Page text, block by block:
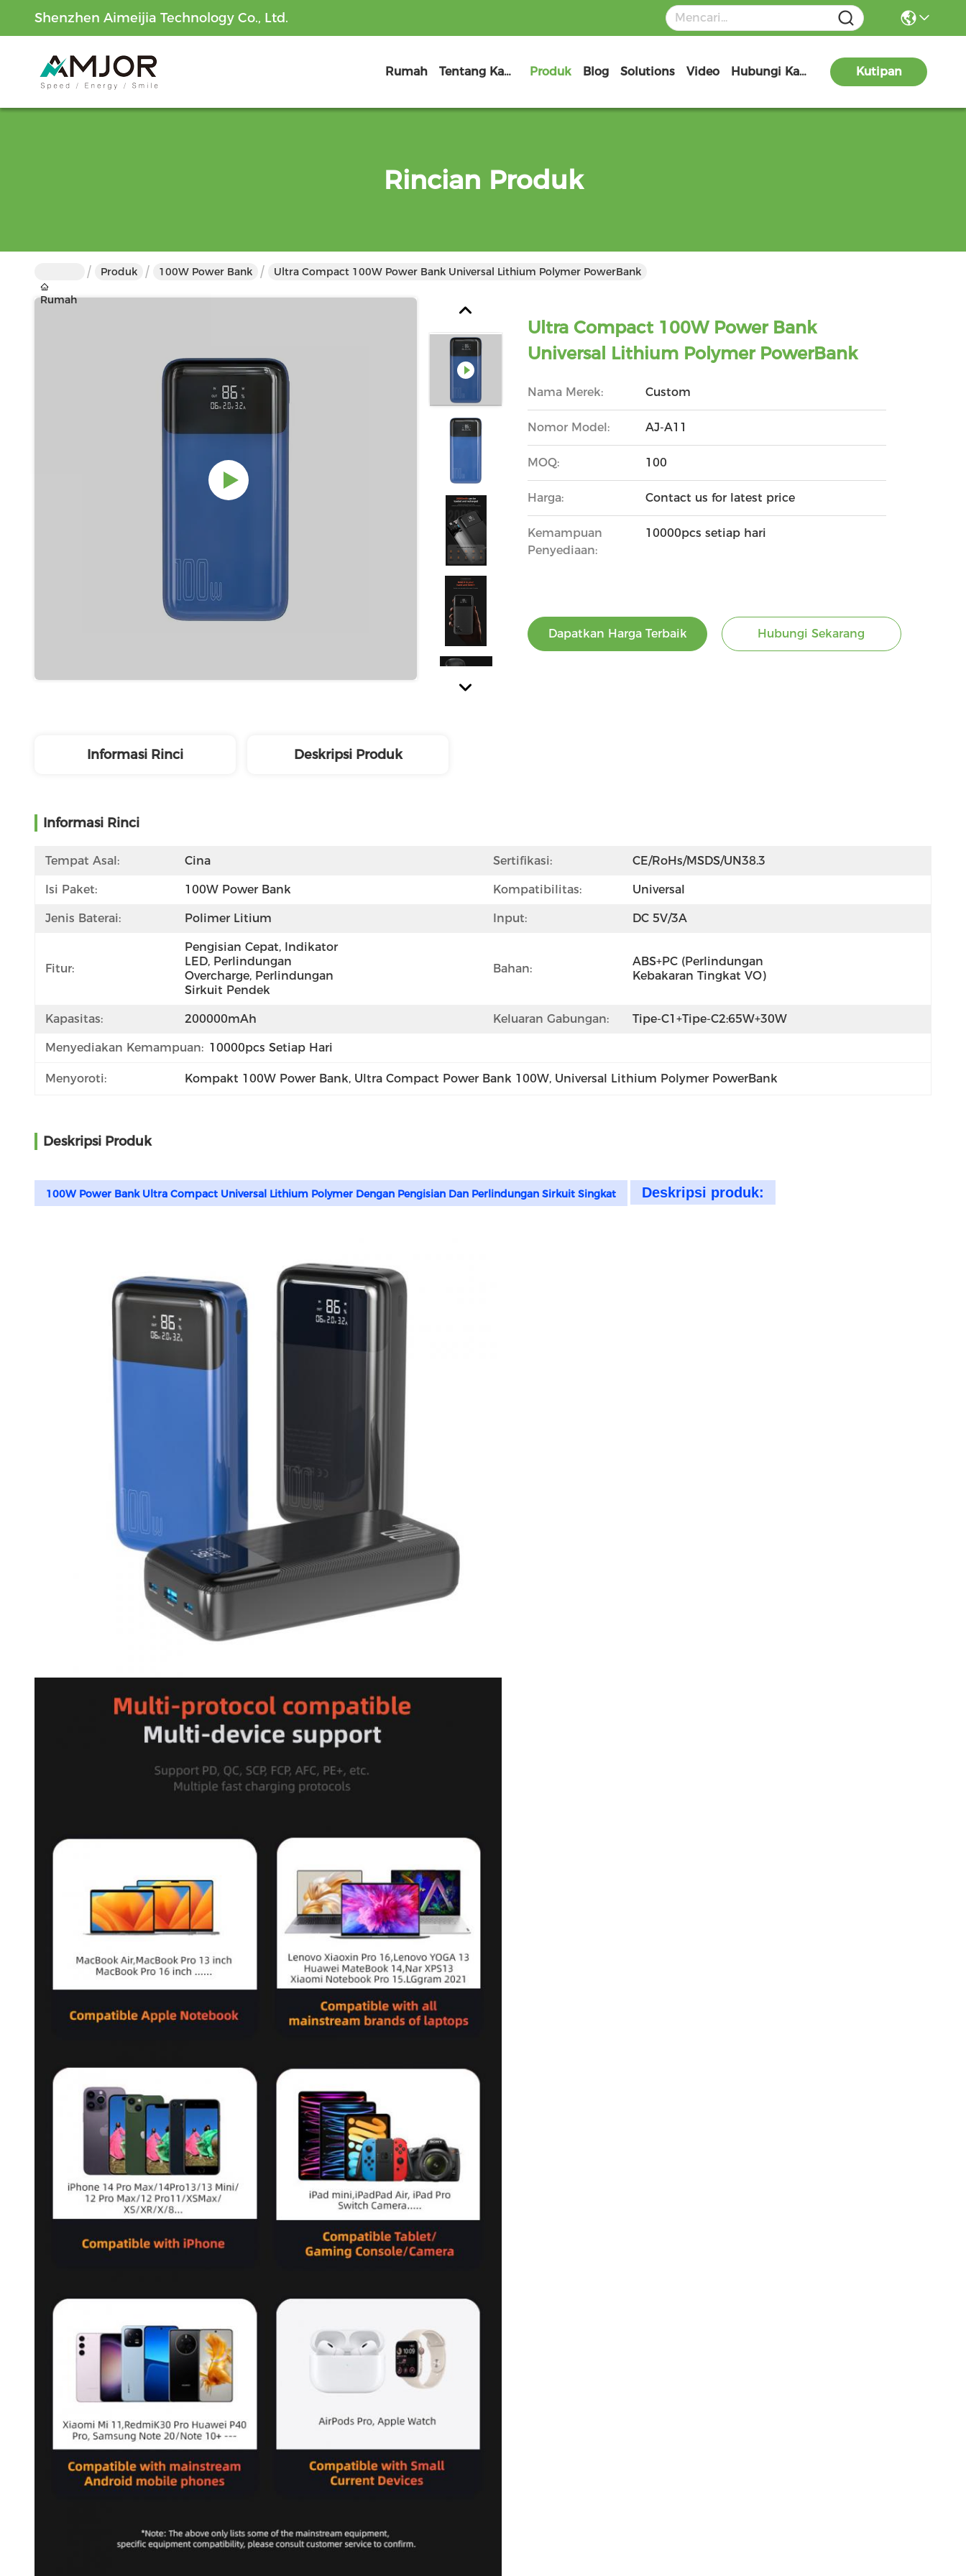
Shenzhen Aimeijia Technology Co., Ltd.
Rumah Tentang Kami Produk Blog Solutions Video Hubungi Kami Kutipan
Rincian Produk
Rumah
Produk 100W Power Bank Ultra Compact 100W Power Bank Universal Lithium Polymer PowerBank
Ultra Compact 100W Power Bank
Universal Lithium Polymer PowerBank
Nama Merek: Custom
Nomor Model: AJ-A11
MOQ: 100
Harga: Contact us for latest price
Kemampuan
Penyediaan:
10000pcs setiap hari
Dapatkan Harga Terbaik Hubungi Sekarang
Informasi Rinci Deskripsi Produk
Informasi Rinci
Tempat Asal: Cina Sertifikasi: CE/RoHs/MSDS/UN38.3
Isi Paket: 100W Power Bank Kompatibilitas: Universal
Jenis Baterai: Polimer Litium Input: DC 5V/3A
Fitur:
Pengisian Cepat, Indikator
LED, Perlindungan
Overcharge, Perlindungan
Sirkuit Pendek
Bahan:
ABS+PC (Perlindungan
Kebakaran Tingkat VO)
Kapasitas: 200000mAh Keluaran Gabungan: Tipe-C1+Tipe-C2:65W+30W
Menyediakan Kemampuan: 10000pcs Setiap Hari
Menyoroti: Kompakt 100W Power Bank, Ultra Compact Power Bank 100W, Universal Lithium Polymer PowerBank
Deskripsi Produk
100W Power Bank Ultra Compact Universal Lithium Polymer Dengan Pengisian Dan Perlindungan Sirkuit Singkat Deskripsi produk: